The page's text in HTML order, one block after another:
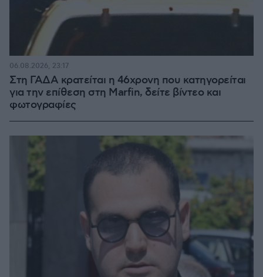
Στη ΓΑΔΑ κρατείται η 46χρονη που κατηγορείται
για την επίθεση στη Marfin, δείτε βίντεο και
φωτογραφίες
06.08.2026, 23:17